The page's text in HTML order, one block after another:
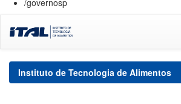
navigation
Instituto de Tecnologia de Alimentos